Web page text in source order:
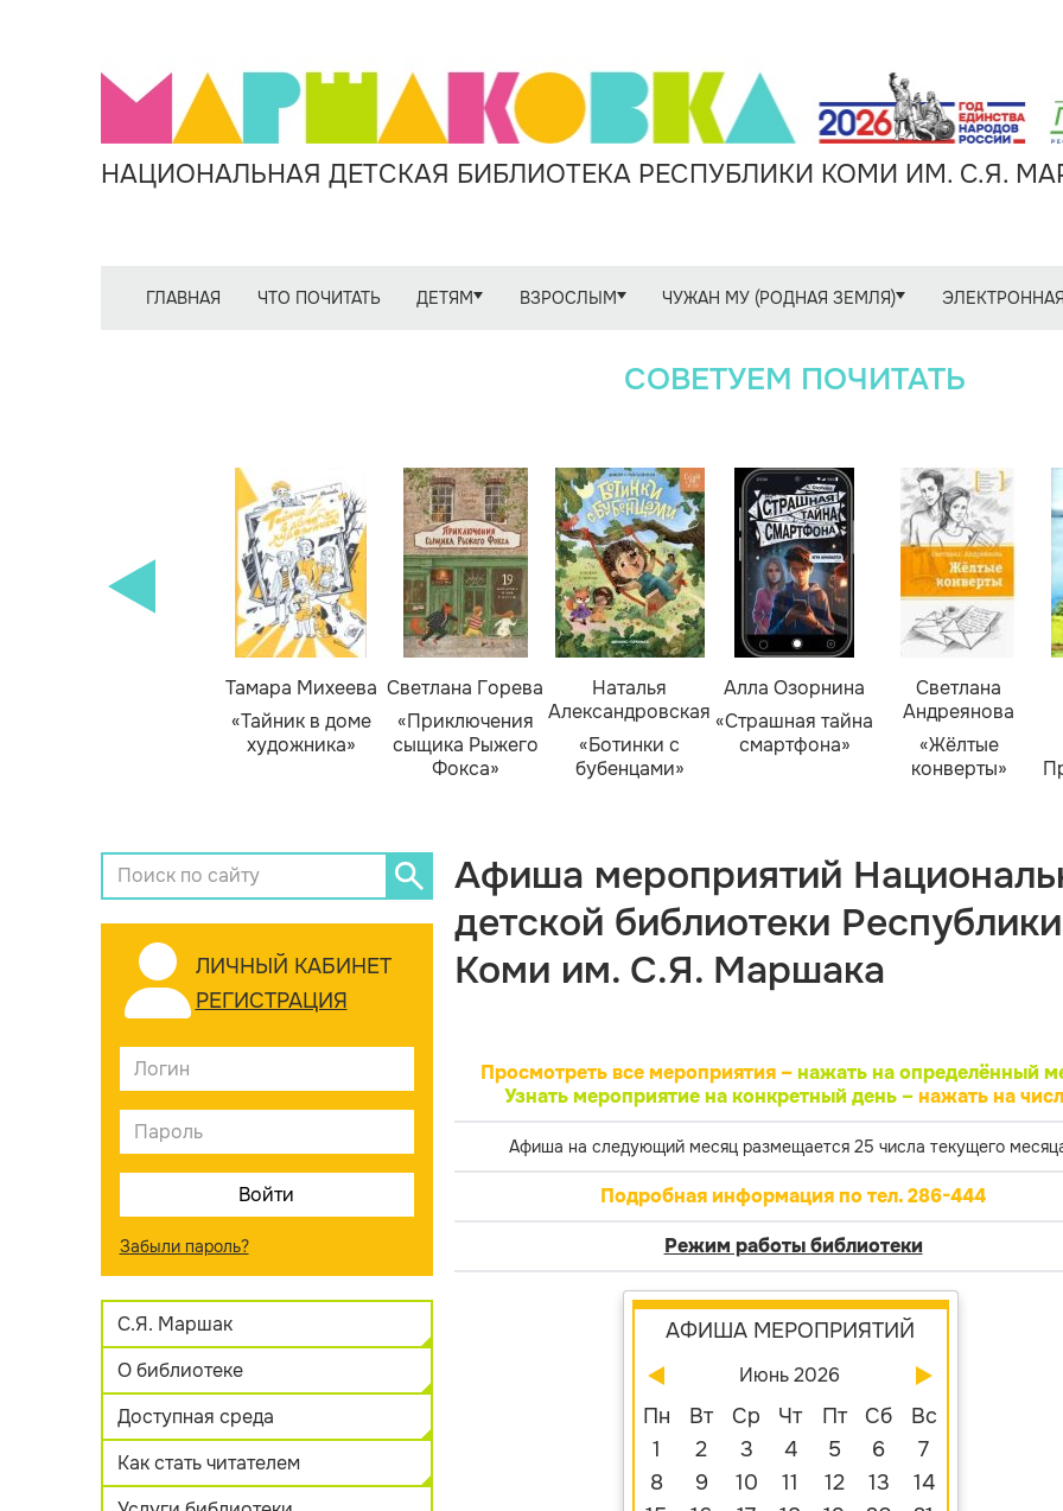
НАЦИОНАЛЬНАЯ ДЕТСКАЯ БИБЛИОТЕКА РЕСПУБЛИКИ КОМИ ИМ. С.Я.
ГЛАВНАЯ ЧТО ПОЧИТАТЬ ДЕТЯМ ВЗРОСЛЫМ ЧУЖАН МУ (РОДНАЯ ЗЕМЛЯ)
СОВЕТУЕМ ПОЧИТАТЬ
Тамара Михеева
«Тайник в доме
художника»
Светлана Горева
«Приключения
сыщика Рыжего
Фокса»
Наталья
Александровская
«Ботинки с
бубенцами»
Алла Озорнина
«Страшная тайна
смартфона»
Светлана
Андреянова
«Жёлтые
конверты»
ЛИЧНЫЙ КАБИНЕТ
РЕГИСТРАЦИЯ
Забыли пароль?
С.Я. Маршак
О библиотеке
Доступная среда
Как стать читателем
Афиша мероприятий
детской библиотеки Республики
Коми им. С.Я. Маршака
Просмотреть все мероприятия – нажать на определённый
Узнать мероприятие на конкретный день –нажать на
Афиша на следующий месяц размещается 25 числа текущего
Подробная информация по тел. 286-444
Режим работы библиотеки
АФИША МЕРОПРИЯТИЙ
Июнь 2026
Пн Вт Ср Чт Пт Сб
Вс
1
2 3 4 5 6
7
8
9 10 11 12 13
14